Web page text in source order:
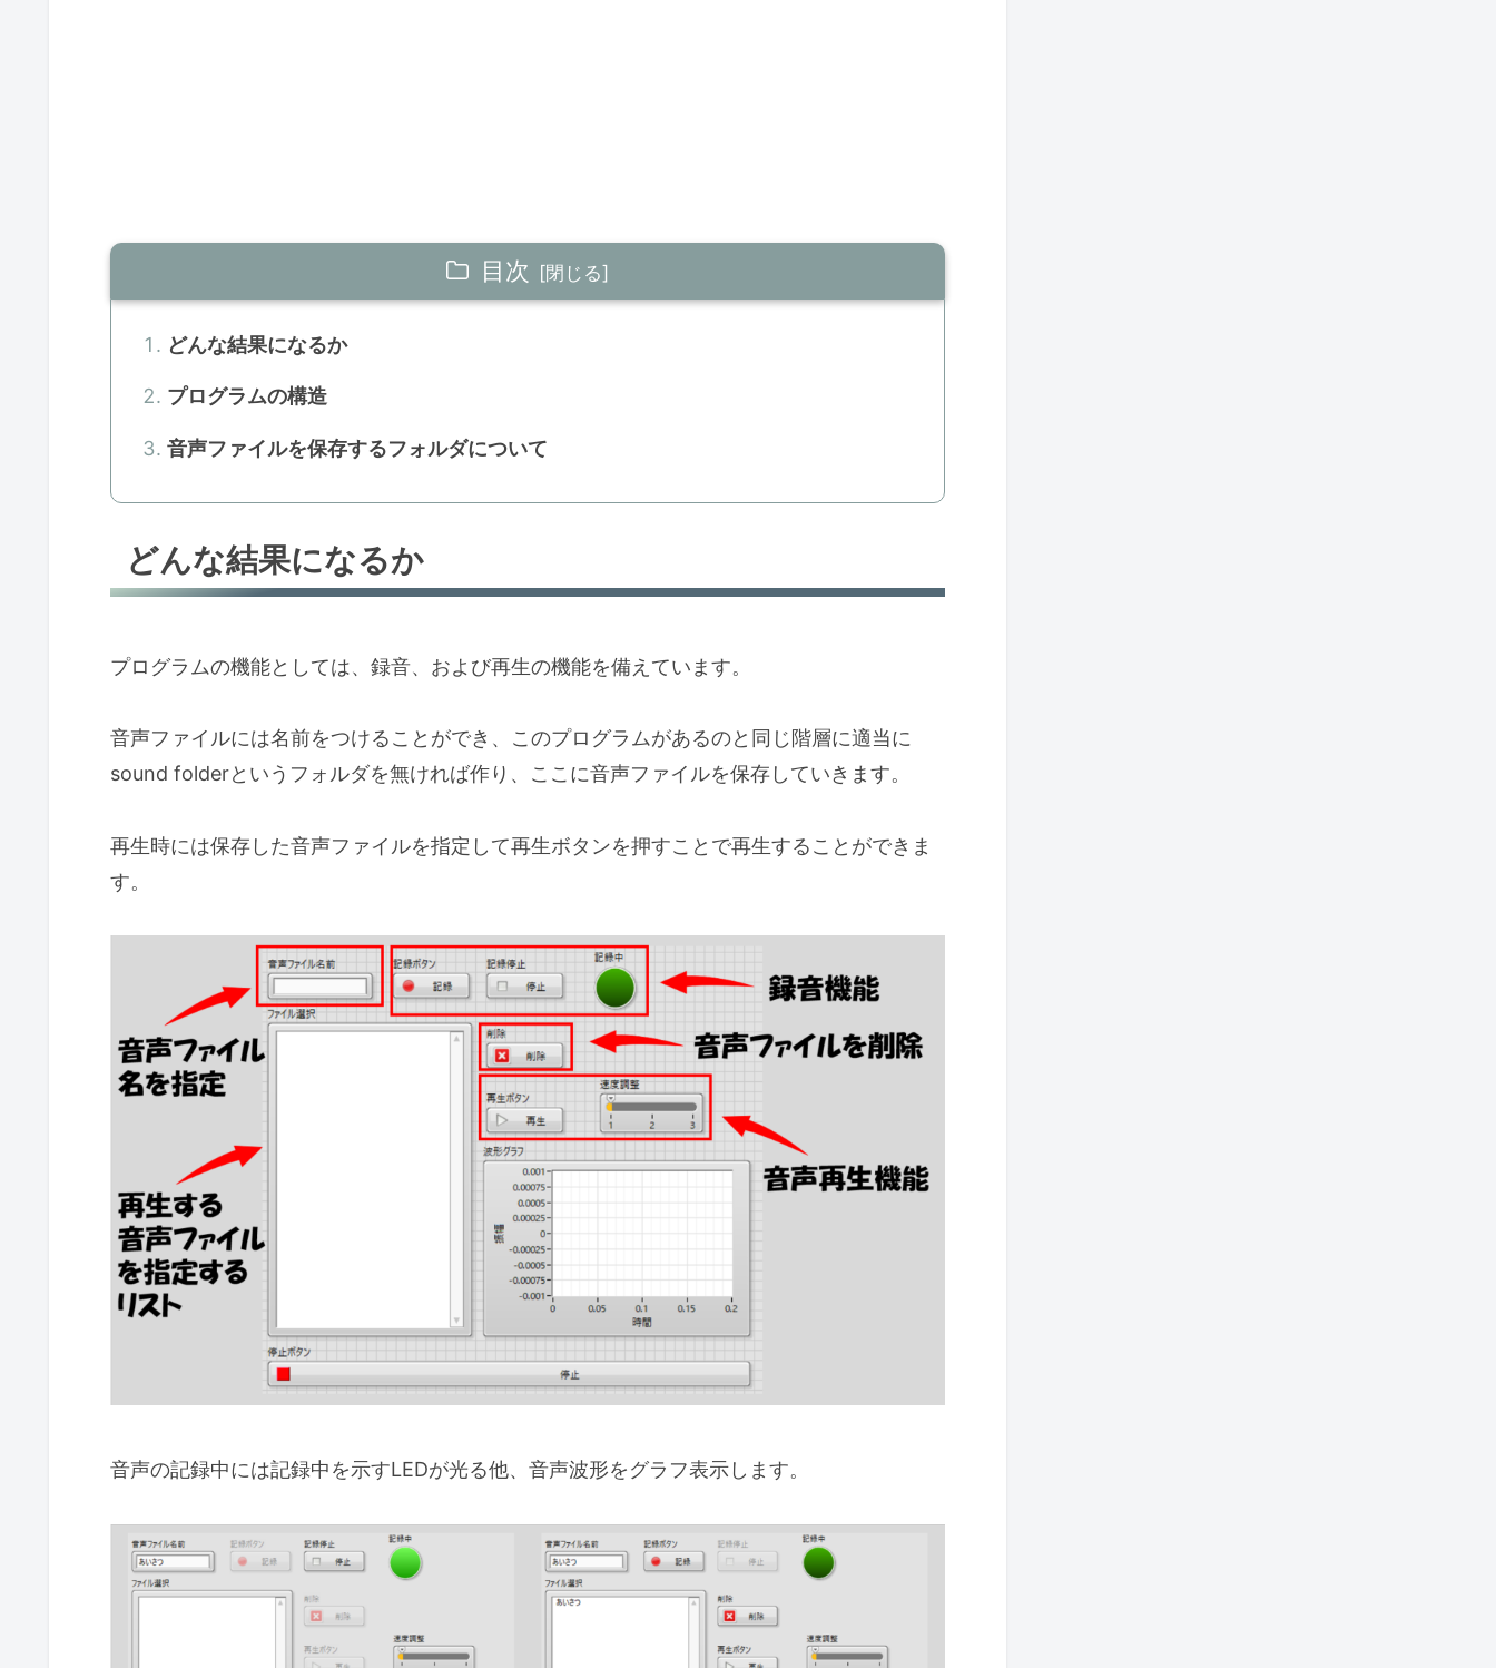
目次
どんな結果になるか
プログラムの構造
音声ファイルを保存するフォルダについて
どんな結果になるか
プログラムの機能としては、録音、および再生の機能を備えています。
音声ファイルには名前をつけることができ、このプログラムがあるのと同じ階層に適当に
sound folderというフォルダを無ければ作り、ここに音声ファイルを保存していきます。
再生時には保存した音声ファイルを指定して再生ボタンを押すことで再生することができま
す。
音声の記録中には記録中を示すLEDが光る他、音声波形をグラフ表示します。